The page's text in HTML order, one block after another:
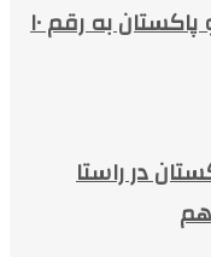
افزایش حجم تجارت بین ایران و پاکستان به رقم ۱۰
در راستا